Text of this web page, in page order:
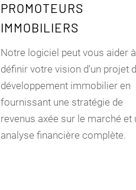
PROMOTEURS
IMMOBILIERS
Notre logiciel peut vous aider à
définir votre vision d'un projet
développement immobilier en
fournissant une stratégie de
revenus axée sur le marché et
analyse financière complète.